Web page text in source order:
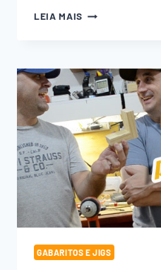
LEIA MAIS BANCADA
MELHOR
PROVEITO
DE
FERRAMENTA
GABARITOS E JIGS